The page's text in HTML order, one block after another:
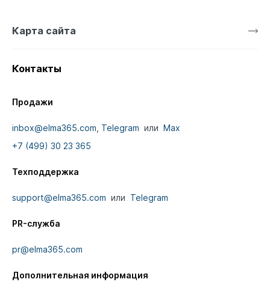
Карта сайта
Контакты
Продажи
inbox@elma365.com Telegram или Max
+7 (499) 30 23 365
Техподдержка
support@elma365.com или Telegram
PR-служба
pr@elma365.com
Дополнительная информация